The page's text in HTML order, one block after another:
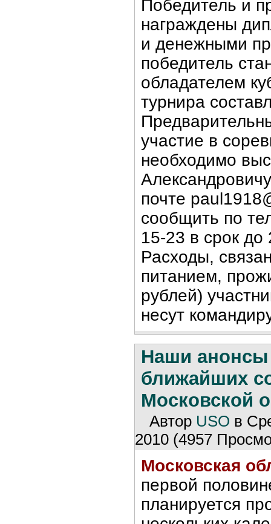
Победитель и
награждены
и денежными
победитель
обладателем
турнира
участие в
необходимо
почте
сообщить по
15-23 в срок
Расходы,
питанием,
рублей)
несут
Наши анонсы
ближайших
Московской
Автор USO в
2010 (4957
Московская
первой
планируется